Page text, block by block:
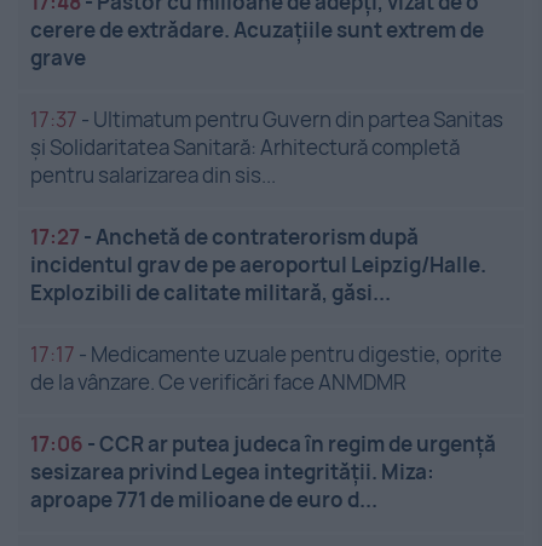
cerere de extrădare. Acuzațiile sunt extrem de
grave
17:37 - Ultimatum pentru Guvern din partea Sanitas
și Solidaritatea Sanitară: Arhitectură completă
pentru salarizarea din sis...
17:27 -Anchetă de contraterorism după
incidentul grav de pe aeroportul Leipzig/Halle.
Explozibili de calitate militară, găsi...
17:17 - Medicamente uzuale pentru digestie, oprite
de la vânzare. Ce verificări face ANMDMR
17:06 -CCR ar putea judeca în regim de urgență
sesizarea privind Legea integrității. Miza:
aproape 771 de milioane de euro d...